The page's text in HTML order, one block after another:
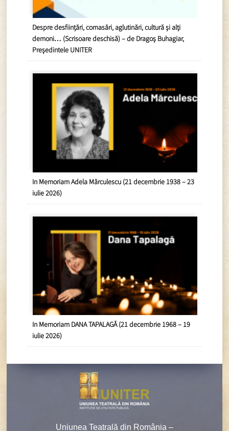
Despre desființări, comasări, aglutinări, cultură și alți
demoni… (Scrisoare deschisă) – de Dragoș Buhagiar,
Președintele UNITER
In Memoriam Adela Mărculescu (21 decembrie 1938 – 23
iulie 2026)
In Memoriam DANA TAPALAGĂ (21 decembrie 1968 – 19
iulie 2026)
Uniunea Teatrală din România –